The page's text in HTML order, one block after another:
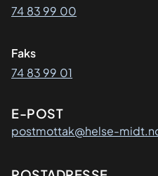
74 83 99 00
Faks
74 83 99 01
E-POST
postmottak@helse-